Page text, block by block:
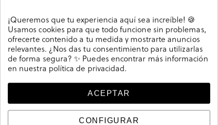
Hecho en España.
Referencia181672
Guía de tallas
Información del producto
¡Queremos que tu experiencia aquí sea increíble! 🍪
Usamos cookies para que todo funcione sin problemas,
ofrecerte contenido a tu medida y mostrarte anuncios
relevantes. ¿Nos das tu consentimiento para utilizarlas
de forma segura? ✨ Puedes encontrar más información
en nuestra política de privacidad.
ACEPTAR
CONFIGURAR